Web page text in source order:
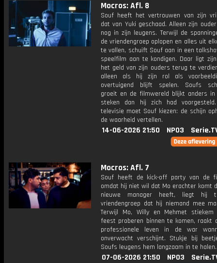
Mocros: Afl. 8
Souf heeft het vertrouwen van zijn
dat van Yuki geschaad. Alleen zijn
nog in zijn leugens. Terwijl de
de vriendengroep oplopen en alles uit
te vallen, schuift Souf aan in een
speelfilm aan te kondigen. Daar ligt
het geld van zijn ouders terug te
alleen als hij zijn rol als
overtuigend blijft spelen. Soufs
groeit en de filmwereld blijkt anders
steken dan hij zich had
televisie moet Souf kiezen: de schijn
de waarheid vertellen.
14-06-2026 21:50 NPO3
Mocros: Afl. 7
Souf heeft de kick-off party van de
omdat hij niet wil dat Mo erachter komt
nieuwe manager heeft, liegt hij
vriendengroep dat hij niemand mee
Terwijl Mo, Willy en Mehmet
feest proberen binnen te komen, raakt
professionele leven in de war
onverwacht verschijnt. Stukje bij
Soufs leugens hem langzaam in te halen.
07-06-2026 21:50 NPO3